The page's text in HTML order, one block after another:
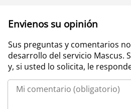
Envienos su opinión
Sus preguntas y comentarios
desarrollo del servicio Mascus.
y, si usted lo solicita, le